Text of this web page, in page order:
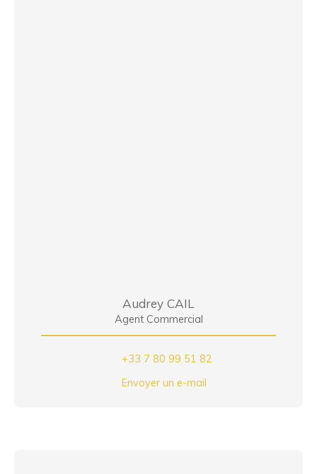
Audrey CAIL
Agent Commercial
+33 7 80 99 51 82
Envoyer un e-mail